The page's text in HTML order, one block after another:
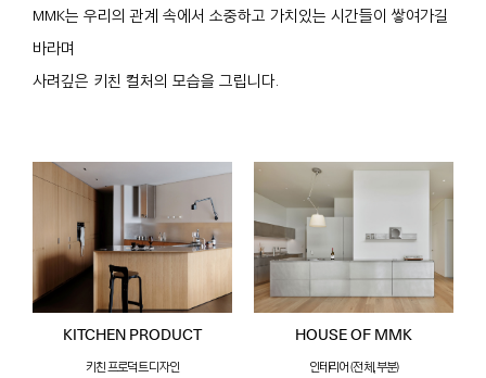
MMK는 우리의 관계 속에서 소중하고 가치있는 시간들이 쌓여가길
바라며
사려깊은 키친 컬처의 모습을 그립니다.
KITCHEN PRODUCT
키친 프로덕트 디자인
HOUSE OF MMK
인테리어 (전체, 부분)